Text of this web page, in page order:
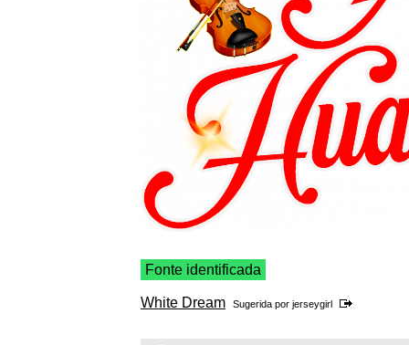
Fonte identificada
White Dream Sugerida por jerseygirl